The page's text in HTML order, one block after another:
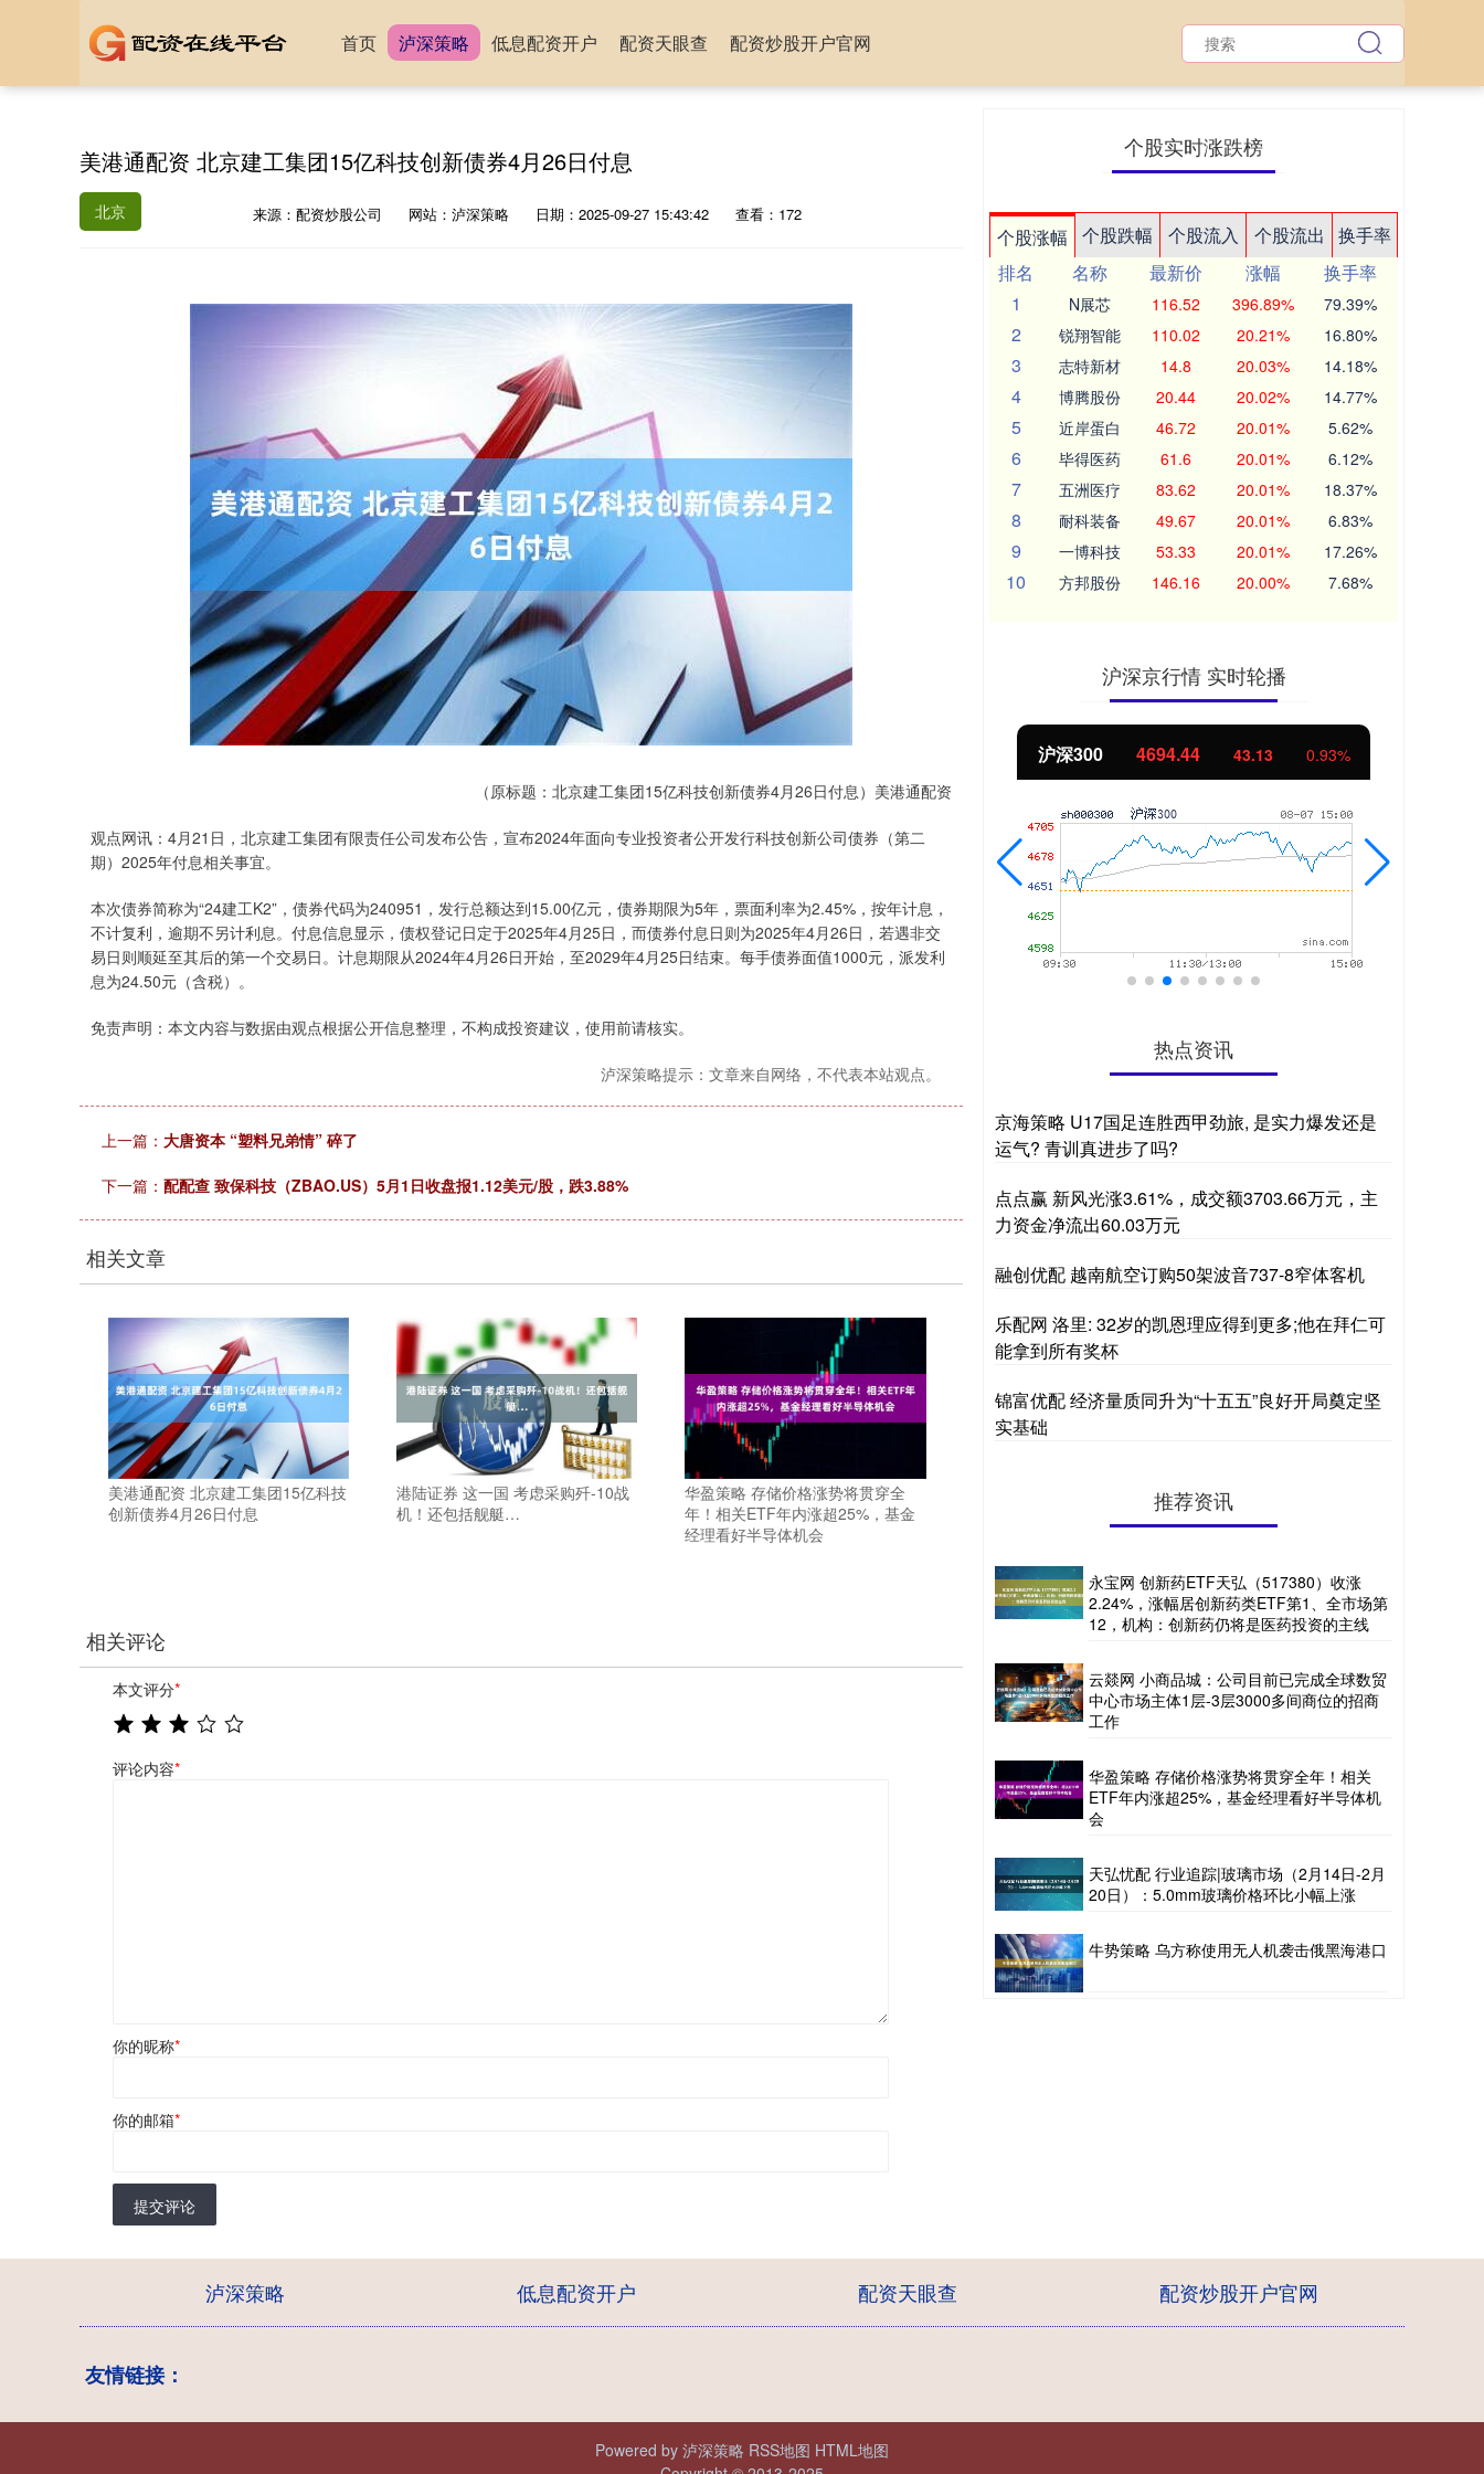
首页 泸深策略 低息配资开户 配资天眼查 配资炒股开户官网
美港通配资 北京建工集团15亿科技创新债券4月26日付息
北京 来源：配资炒股公司 网站：泸深策略 日期：2025-09-27 15:43:42 查看：172
（原标题：北京建工集团15亿科技创新债券4月26日付息）美港通配资
观点网讯：4月21日，北京建工集团有限责任公司发布公告，宣布2024年面向专业投资者公开发行科技创新公司债券（第二
期）2025年付息相关事宜。
本次债券简称为“24建工K2”，债券代码为240951，发行总额达到15.00亿元，债券期限为5年，票面利率为2.45%，按年计息，
不计复利，逾期不另计利息。付息信息显示，债权登记日定于2025年4月25日，而债券付息日则为2025年4月26日，若遇非交
易日则顺延至其后的第一个交易日。计息期限从2024年4月26日开始，至2029年4月25日结束。每手债券面值1000元，派发利
息为24.50元（含税）。
免责声明：本文内容与数据由观点根据公开信息整理，不构成投资建议，使用前请核实。
泸深策略提示：文章来自网络，不代表本站观点。
上一篇： 大唐资本 “塑料兄弟情” 碎了
下一篇： 配配查 致保科技（ZBAO.US）5月1日收盘报1.12美元/股，跌3.88%
相关文章
美港通配资 北京建工集团15亿科技
创新债券4月26日付息
港陆证券 这一国 考虑采购歼-10战
机！还包括舰艇…
华盈策略 存储价格涨势将贯穿全
年！相关ETF年内涨超25%，基金
经理看好半导体机会
相关评论
本文评分*
评论内容*
你的昵称*
你的邮箱*
提交评论
个股实时涨跌榜
个股涨幅 个股跌幅 个股流入 个股流出
换手率
排名
名称 最新价 涨幅
换手率
1
N展芯 116.52 396.89% 79.39%
2 锐翔智能 110.02 20.21% 16.80%
3 志特新材 14.8 20.03% 14.18%
4 博腾股份 20.44 20.02% 14.77%
5 近岸蛋白 46.72 20.01% 5.62%
6 毕得医药 61.6 20.01% 6.12%
7 五洲医疗 83.62 20.01% 18.37%
8 耐科装备 49.67 20.01% 6.83%
9 一博科技 53.33 20.01% 17.26%
10 方邦股份 146.16 20.00% 7.68%
沪深京行情 实时轮播
深证成指 14311.01 沪深300 4694.44 北证50 1134.24 11.37 1.01%
热点资讯
京海策略 U17国足连胜西甲劲旅, 是实力爆发还是
运气? 青训真进步了吗?
点点赢 新风光涨3.61%，成交额3703.66万元，主
力资金净流出60.03万元
融创优配 越南航空订购50架波音737-8窄体客机
乐配网 洛里: 32岁的凯恩理应得到更多;他在拜仁可
能拿到所有奖杯
锦富优配 经济量质同升为“十五五”良好开局奠定坚
实基础
推荐资讯
永宝网 创新药ETF天弘（517380）收涨
2.24%，涨幅居创新药类ETF第1、全市场第
12，机构：创新药仍将是医药投资的主线
云燚网 小商品城：公司目前已完成全球数贸
中心市场主体1层-3层3000多间商位的招商
工作
华盈策略 存储价格涨势将贯穿全年！相关
ETF年内涨超25%，基金经理看好半导体机
会
天弘忧配 行业追踪|玻璃市场（2月14日-2月
20日）：5.0mm玻璃价格环比小幅上涨
牛势策略 乌方称使用无人机袭击俄黑海港口
泸深策略 低息配资开户 配资天眼查 配资炒股开户官网
友情链接：
Powered by 泸深策略 RSS地图 HTML地图